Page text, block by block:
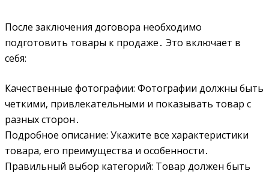
После заключения договора необходимо
подготовить товары к продаже․ Это включает в
себя:
Качественные фотографии: Фотографии должны быть
четкими‚ привлекательными и показывать товар с
разных сторон․
Подробное описание: Укажите все характеристики
товара‚ его преимущества и особенности․
Правильный выбор категорий: Товар должен быть